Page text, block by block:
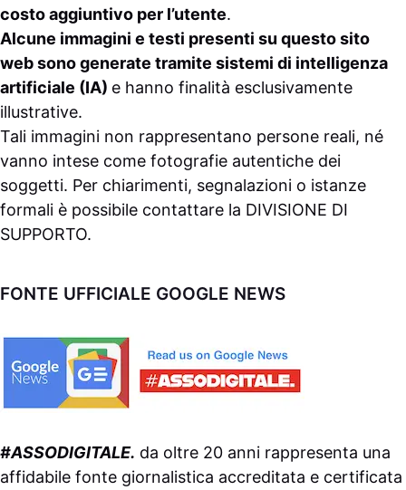
costo aggiuntivo per l’utente.
Alcune immagini e testi presenti su questo sito
web sono generate tramite sistemi di intelligenza
artificiale (IA) e hanno finalità esclusivamente
illustrative.
Tali immagini non rappresentano persone reali, né
vanno intese come fotografie autentiche dei
soggetti. Per chiarimenti, segnalazioni o istanze
formali è possibile contattare la DIVISIONE DI
SUPPORTO.
FONTE UFFICIALE GOOGLE NEWS
#ASSODIGITALE. da oltre 20 anni rappresenta una
affidabile fonte giornalistica accreditata e certificata